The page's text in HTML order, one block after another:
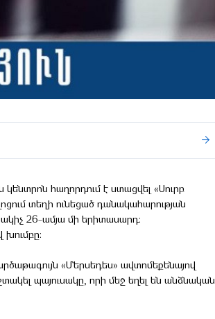
հաղորդում է ստացվել «Սուրբ
տեղի ունեցած դանակահարության
26-ամյա մի երիտասարդ:
խումբը:
«Մերսեդես» ավտոմեքենայով
պայուսակը, որի մեջ եղել են անձնական